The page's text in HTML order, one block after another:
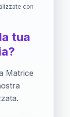
con
tua
Matrice